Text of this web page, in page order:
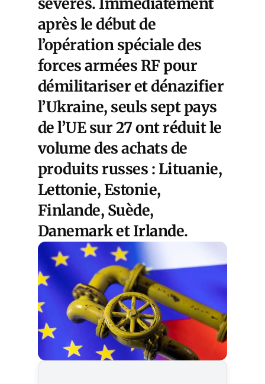
après le début de
l’opération spéciale des
forces armées RF pour
démilitariser et dénazifier
l’Ukraine, seuls sept pays
de l’UE sur 27 ont réduit le
volume des achats de
produits russes : Lituanie,
Lettonie, Estonie,
Finlande, Suède,
Danemark et Irlande.